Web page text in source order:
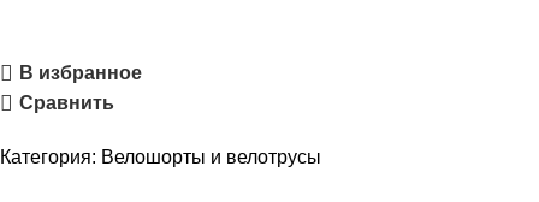
В избранное
Сравнить
Категория: Велошорты и велотрусы